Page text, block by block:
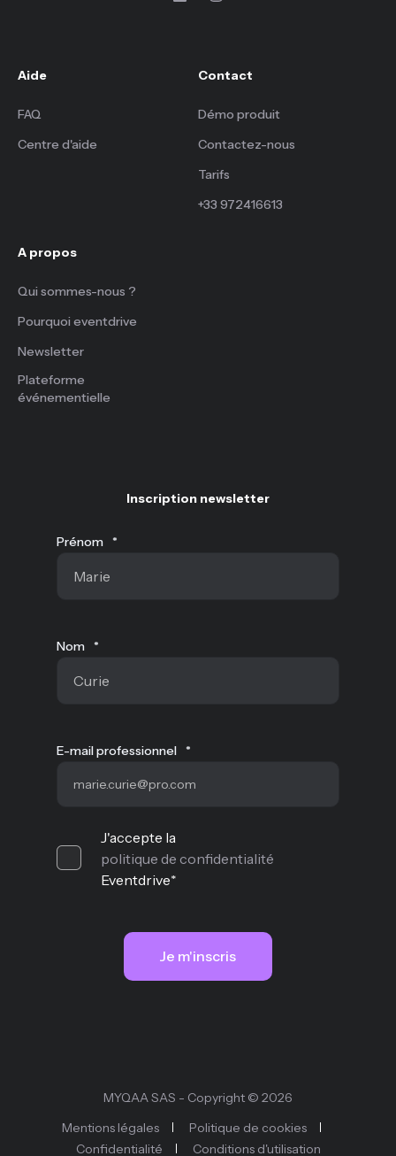
Aide
FAQ
Centre d'aide
Contact
Démo produit
Contactez-nous
Tarifs
+33 972416613
A propos
Qui sommes-nous ?
Pourquoi eventdrive
Newsletter
Plateforme
événementielle
Inscription newsletter
Prénom *
Nom *
E-mail professionnel *
J'accepte la
politique de confidentialité
Eventdrive*
MYQAA SAS - Copyright © 2026
Mentions légales
Politique de cookies
Confidentialité
Conditions d'utilisation